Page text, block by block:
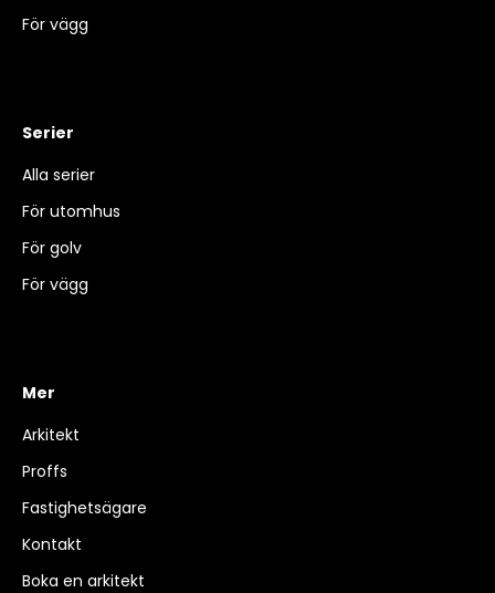
För vägg
Serier
Alla serier
För utomhus
För golv
För vägg
Mer
Arkitekt
Proffs
Fastighetsägare
Kontakt
Boka en arkitekt